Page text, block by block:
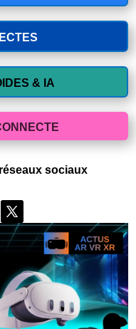
& IA
sociaux